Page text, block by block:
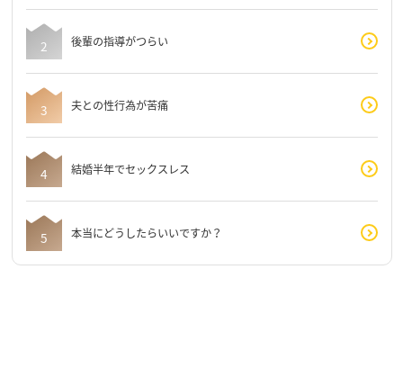
後輩の指導がつらい
夫との性行為が苦痛
結婚半年でセックスレス
本当にどうしたらいいですか？